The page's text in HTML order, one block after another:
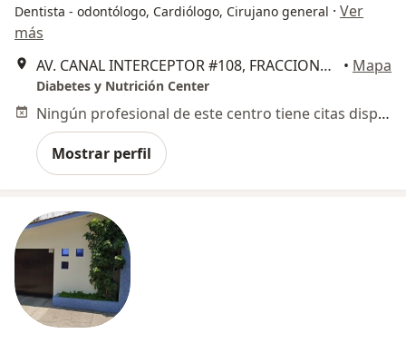
Dentista - odontólogo, Cardiólogo, Cirujano general · Ver
más
AV. CANAL INTERCEPTOR #108, FRACCIONAMIENTO FUNDICION, Aguascalientes
• Mapa
Diabetes y Nutrición Center
Ningún profesional de este centro tiene citas disponibles
Mostrar perfil